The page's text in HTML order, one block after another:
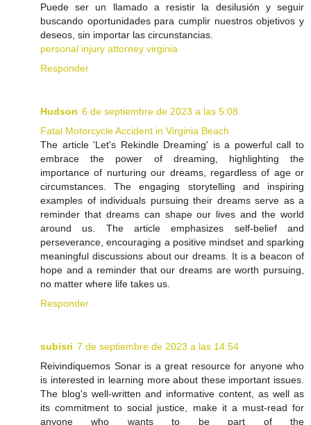
Puede ser un llamado a resistir la desilusión y seguir
buscando oportunidades para cumplir nuestros objetivos y
deseos, sin importar las circunstancias.
personal injury attorney virginia
Responder
Hudson 6 de septiembre de 2023 a las 5:08
Fatal Motorcycle Accident in Virginia Beach
The article 'Let's Rekindle Dreaming' is a powerful call to
embrace the power of dreaming, highlighting the
importance of nurturing our dreams, regardless of age or
circumstances. The engaging storytelling and inspiring
examples of individuals pursuing their dreams serve as a
reminder that dreams can shape our lives and the world
around us. The article emphasizes self-belief and
perseverance, encouraging a positive mindset and sparking
meaningful discussions about our dreams. It is a beacon of
hope and a reminder that our dreams are worth pursuing,
no matter where life takes us.
Responder
subisri 7 de septiembre de 2023 a las 14:54
Reivindiquemos Sonar is a great resource for anyone who
is interested in learning more about these important issues.
The blog's well-written and informative content, as well as
its commitment to social justice, make it a must-read for
anyone who wants to be part of the